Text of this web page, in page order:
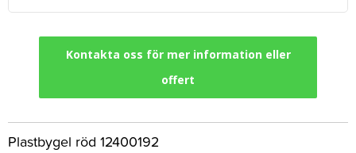
Kontakta oss för mer information eller
offert
Plastbygel röd 12400192